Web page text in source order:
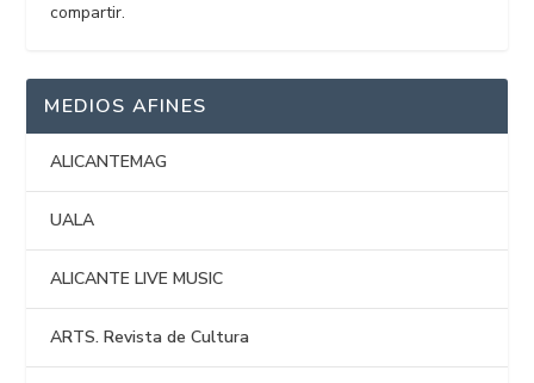
compartir.
MEDIOS AFINES
ALICANTEMAG
UALA
ALICANTE LIVE MUSIC
ARTS. Revista de Cultura